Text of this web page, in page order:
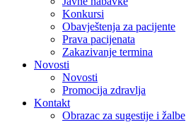
Konkursi
Obavještenja za pacijente
Prava pacijenata
Zakazivanje termina
Novosti
Novosti
Promocija zdravlja
Kontakt
Obrazac za sugestije i žalbe